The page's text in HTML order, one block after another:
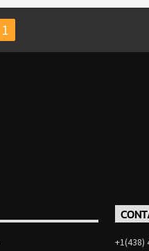
1
+1(438)